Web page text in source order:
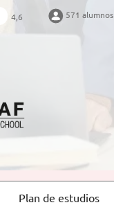
4,6 571 alumnos
Plan de estudios